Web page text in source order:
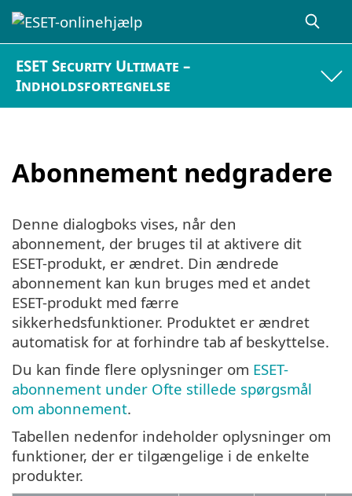
ESET Security Ultimate –
Indholdsfortegnelse
Abonnement nedgradere
Denne dialogboks vises, når den
abonnement, der bruges til at aktivere dit
ESET-produkt, er ændret. Din ændrede
abonnement kan kun bruges med et andet
ESET-produkt med færre
sikkerhedsfunktioner. Produktet er ændret
automatisk for at forhindre tab af beskyttelse.
Du kan finde flere oplysninger om ESET-
abonnement under Ofte stillede spørgsmål
om abonnement.
Tabellen nedenfor indeholder oplysninger om
funktioner, der er tilgængelige i de enkelte
produkter.